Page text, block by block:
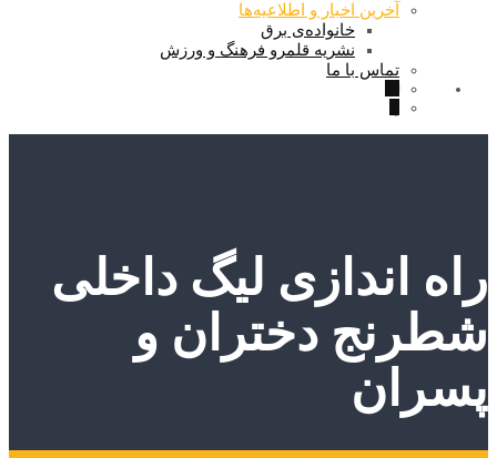
آخرین اخبار و اطلاعیه‌ها
خانواده‌ی برق
نشریه قلمرو فرهنگ و ورزش
تماس با ما
راه اندازی لیگ داخلی
شطرنج دختران و
پسران